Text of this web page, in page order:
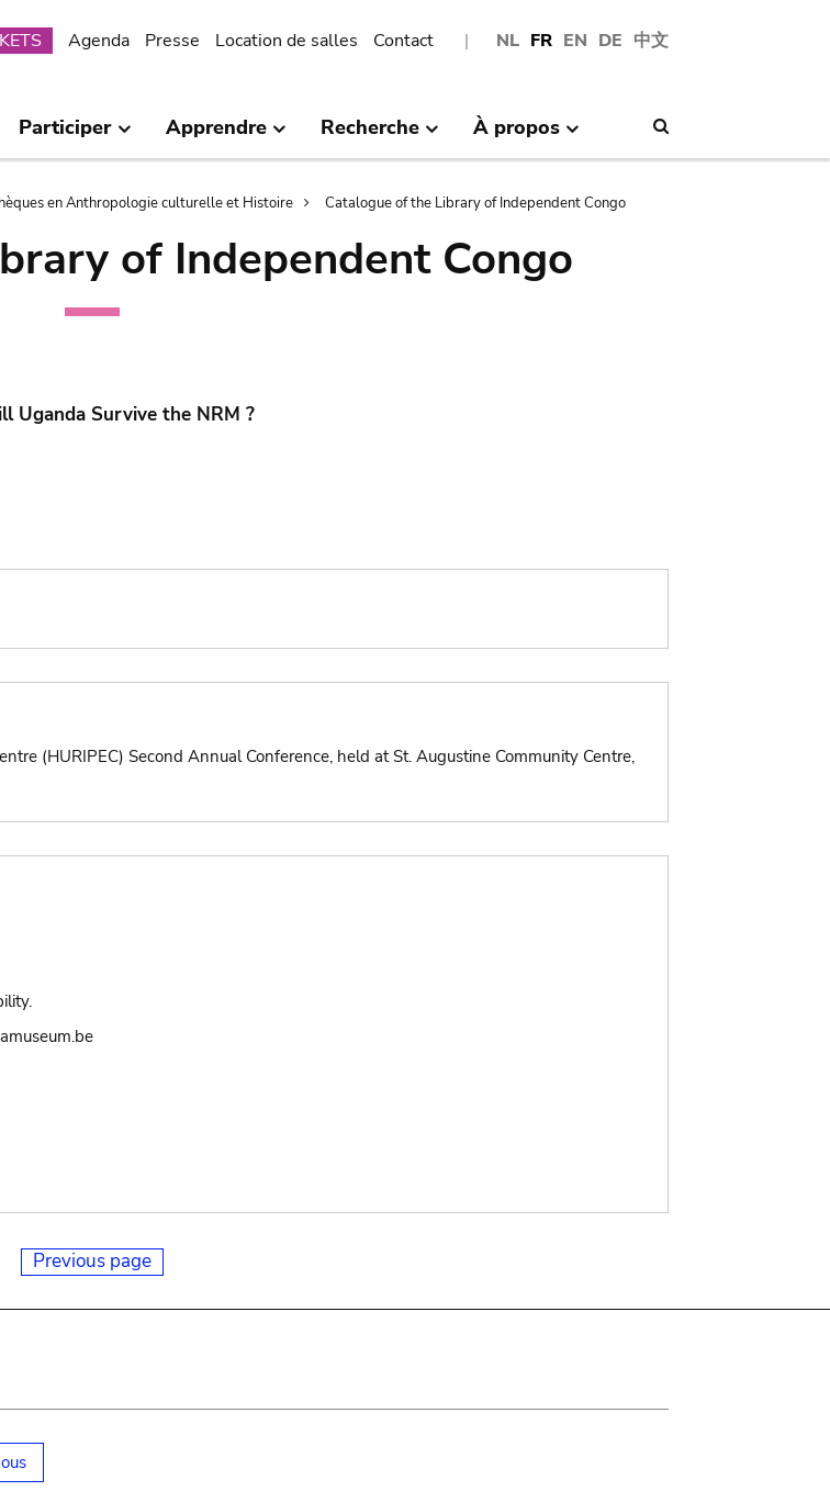
NL FR EN DE 中文
Agenda Presse Location de salles Contact
Participer Apprendre Recherche À propos
en Anthropologie culturelle et Histoire Catalogue of the Library of Independent Congo
of Independent Congo
Uganda Survive the NRM ?
(HURIPEC) Second Annual Conference, held at St. Augustine Community Centre,
Previous page